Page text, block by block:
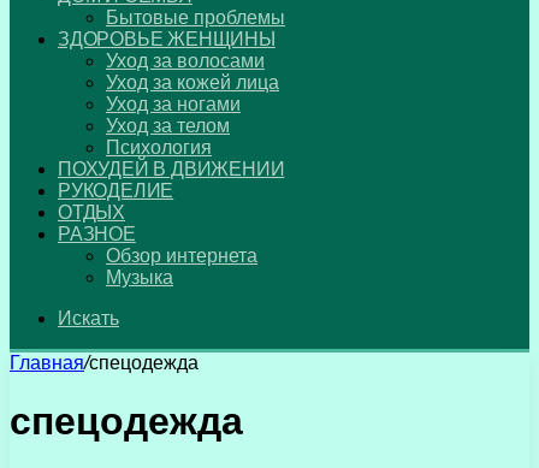
Бытовые проблемы
ЗДОРОВЬЕ ЖЕНЩИНЫ
Уход за волосами
Уход за кожей лица
Уход за ногами
Уход за телом
Психология
ПОХУДЕЙ В ДВИЖЕНИИ
РУКОДЕЛИЕ
ОТДЫХ
РАЗНОЕ
Обзор интернета
Музыка
Искать
Главная/спецодежда
спецодежда